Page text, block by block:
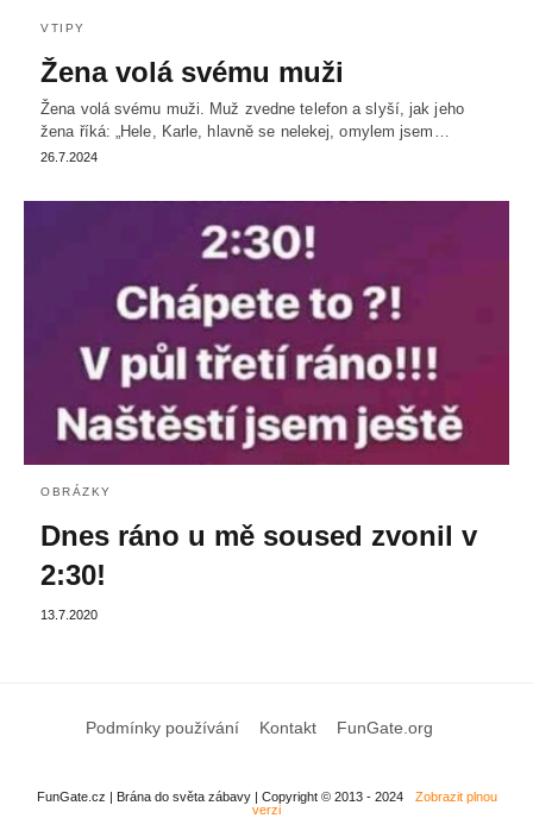
VTIPY
Žena volá svému muži
Žena volá svému muži. Muž zvedne telefon a slyší, jak jeho
žena říká: „Hele, Karle, hlavně se nelekej, omylem jsem…
26.7.2024
OBRÁZKY
Dnes ráno u mě soused zvonil v
2:30!
13.7.2020
Podmínky používání Kontakt FunGate.org
FunGate.cz | Brána do světa zábavy | Copyright © 2013 - 2024
Zobrazit plnou
verzi